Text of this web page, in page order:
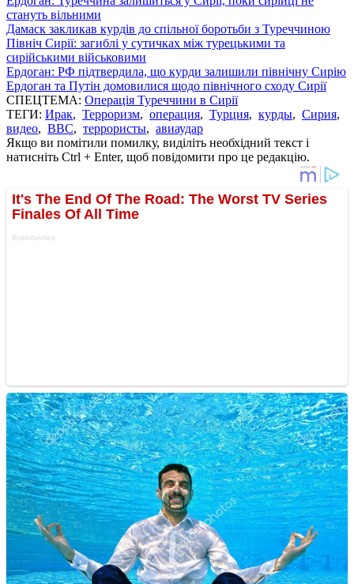
стануть вільними
Дамаск закликав курдів до спільної боротьби з Туреччиною
Північ Сирії: загиблі у сутичках між турецькими та
сирійськими військовими
Ердоган: РФ підтвердила, що курди залишили північну Сирію
Ердоган та Путін домовилися щодо північного сходу Сирії
СПЕЦТЕМА: Операція Туреччини в Сирії
ТЕГИ: Ирак, Терроризм, операция, Турция, курды, Сирия,
видео, ВВС, террористы, авиаудар
Якщо ви помітили помилку, виділіть необхідний текст і
натисніть Ctrl + Enter, щоб повідомити про це редакцію.